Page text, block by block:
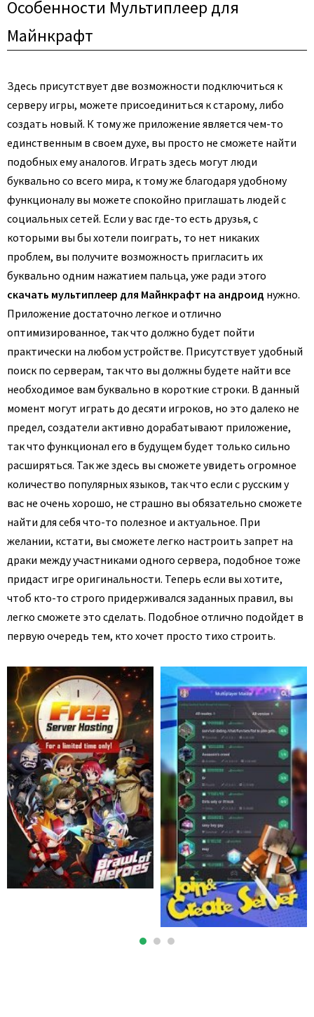
Особенности Мультиплеер для
Майнкрафт
Здесь присутствует две возможности подключиться к
серверу игры, можете присоединиться к старому, либо
создать новый. К тому же приложение является чем-то
единственным в своем духе, вы просто не сможете найти
подобных ему аналогов. Играть здесь могут люди
буквально со всего мира, к тому же благодаря удобному
функционалу вы можете спокойно приглашать людей с
социальных сетей. Если у вас где-то есть друзья, с
которыми вы бы хотели поиграть, то нет никаких
проблем, вы получите возможность пригласить их
буквально одним нажатием пальца, уже ради этого
скачать мультиплеер для Майнкрафт на андроид нужно.
Приложение достаточно легкое и отлично
оптимизированное, так что должно будет пойти
практически на любом устройстве. Присутствует удобный
поиск по серверам, так что вы должны будете найти все
необходимое вам буквально в короткие строки. В данный
момент могут играть до десяти игроков, но это далеко не
предел, создатели активно дорабатывают приложение,
так что функционал его в будущем будет только сильно
расширяться. Так же здесь вы сможете увидеть огромное
количество популярных языков, так что если с русским у
вас не очень хорошо, не страшно вы обязательно сможете
найти для себя что-то полезное и актуальное. При
желании, кстати, вы сможете легко настроить запрет на
драки между участниками одного сервера, подобное тоже
придаст игре оригинальности. Теперь если вы хотите,
чтоб кто-то строго придерживался заданных правил, вы
легко сможете это сделать. Подобное отлично подойдет в
первую очередь тем, кто хочет просто тихо строить.